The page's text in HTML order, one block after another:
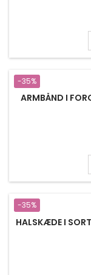
-35%
ARMBÅND I
-35%
HALSKÆDE I